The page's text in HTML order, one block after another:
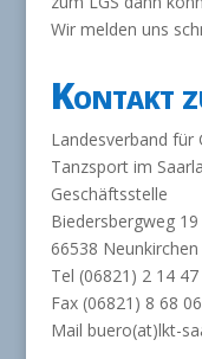
Wir melden uns
Kontakt
Landesverband für
Tanzsport im
Geschäftsstelle
Biedersbergweg 19
66538 Neunkirchen
Tel (06821) 2 14 47
Fax (06821) 8 68
Mail buero(at)lkt-